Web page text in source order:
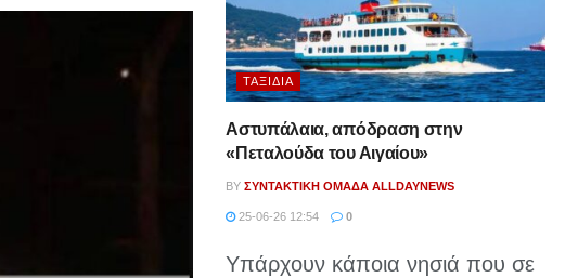
ΤΑΞΊΔΙΑ
Αστυπάλαια, απόδραση στην
«Πεταλούδα του Αιγαίου»
BY ΣΥΝΤΑΚΤΙΚΉ ΟΜΆΔΑ ALLDAYNEWS
25-06-26 12:54 0
Υπάρχουν κάποια νησιά που σε